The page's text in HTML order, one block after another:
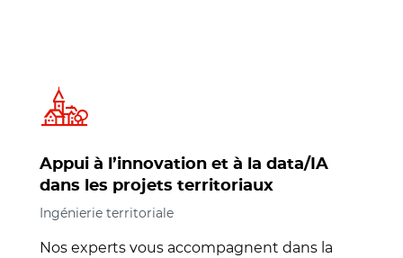
Appui à l’innovation et à la data/IA
dans les projets territoriaux
Ingénierie territoriale
Nos experts vous accompagnent dans la